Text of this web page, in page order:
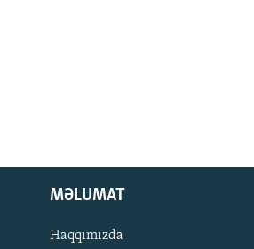
MƏLUMAT
Haqqımızda